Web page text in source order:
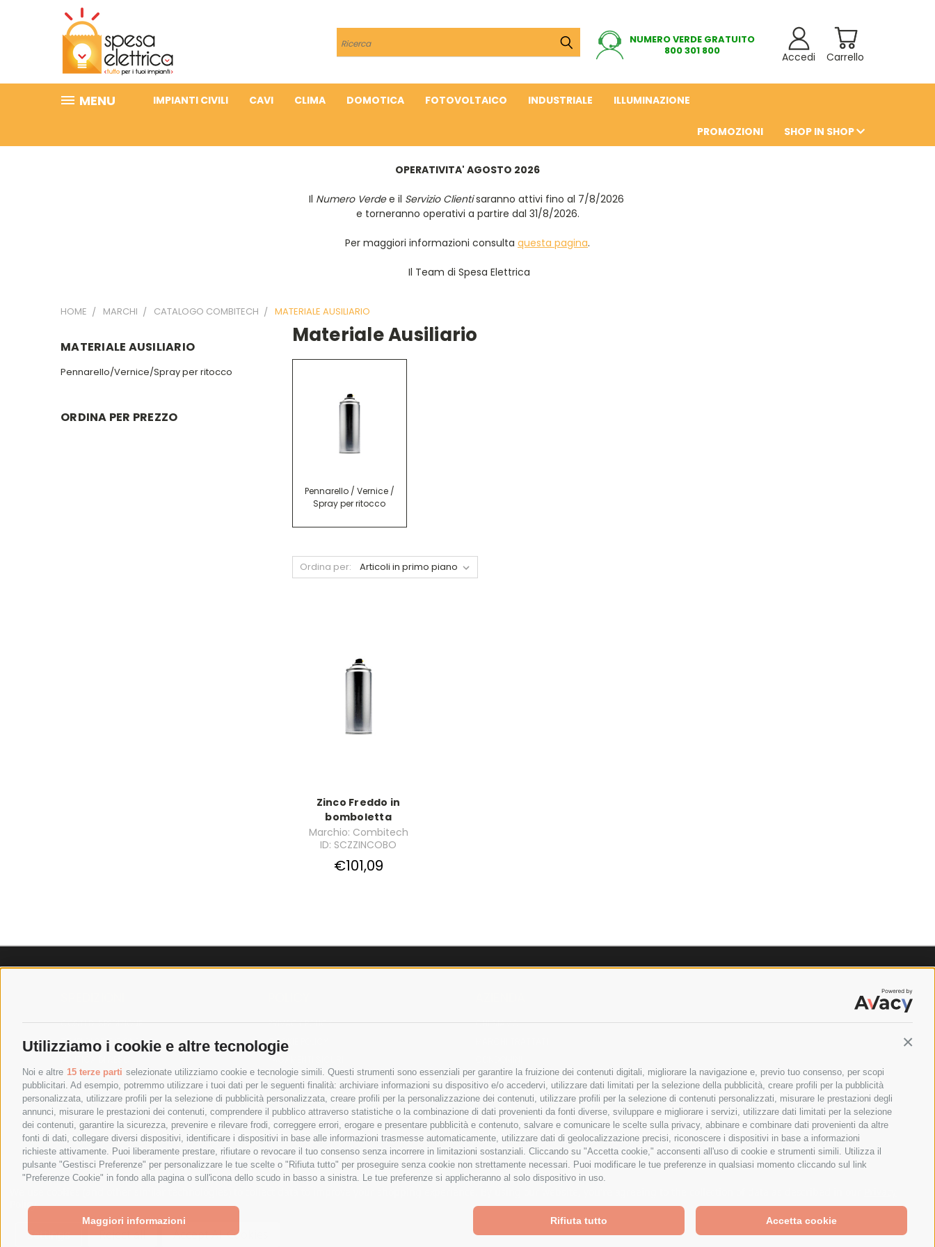
Utilizziamo i cookie e altre tecnologie
Noi e altre 15 terze parti selezionate utilizziamo cookie e tecnologie simili. Questi strumenti sono essenziali per garantire la fruizione dei contenuti digitali, migliorare la navigazione e, previo tuo consenso, per scopi
pubblicitari. Ad esempio, potremmo utilizzare i tuoi dati per le seguenti finalità: archiviare informazioni su dispositivo e/o accedervi, utilizzare dati limitati per la selezione della pubblicità, creare profili per la pubblicità
personalizzata, utilizzare profili per la selezione di pubblicità personalizzata, creare profili per la personalizzazione dei contenuti, utilizzare profili per la selezione di contenuti personalizzati, misurare le prestazioni degli
annunci, misurare le prestazioni dei contenuti, comprendere il pubblico attraverso statistiche o la combinazione di dati provenienti da fonti diverse, sviluppare e migliorare i servizi, utilizzare dati limitati per la selezione
dei contenuti, garantire la sicurezza, prevenire e rilevare frodi, correggere errori, erogare e presentare pubblicità e contenuto, salvare e comunicare le scelte sulla privacy, abbinare e combinare dati provenienti da altre
fonti di dati, collegare diversi dispositivi, identificare i dispositivi in base alle informazioni trasmesse automaticamente, utilizzare dati di geolocalizzazione precisi, riconoscere i dispositivi in base a informazioni
richieste attivamente. Puoi liberamente prestare, rifiutare o revocare il tuo consenso senza incorrere in limitazioni sostanziali. Cliccando su "Accetta cookie," acconsenti all'uso di cookie e strumenti simili. Utilizza il
pulsante "Gestisci Preferenze" per personalizzare le tue scelte o "Rifiuta tutto" per proseguire senza cookie non strettamente necessari. Puoi modificare le tue preferenze in qualsiasi momento cliccando sul link
"Preferenze Cookie" in fondo alla pagina o sull'icona dello scudo in basso a sinistra. Le tue preferenze si applicheranno al solo dispositivo in uso.
Accetta cookie
Rifiuta tutto
Maggiori informazioni
Cerca
NUMERO VERDE GRATUITO
800 301 800
Carrello
Accedi
MENU IMPIANTI CIVILI CAVI CLIMA DOMOTICA FOTOVOLTAICO INDUSTRIALE ILLUMINAZIONE
PROMOZIONI SHOP IN SHOP
OPERATIVITA' AGOSTO 2026
Il Numero Verdee il Servizio Clientisaranno attivi fino al 7/8/2026
e torneranno operativi a partire dal 31/8/2026.
Per maggiori informazioni consulta questa pagina.
Il Team di Spesa Elettrica
HOME MARCHI CATALOGO COMBITECH MATERIALE AUSILIARIO
MATERIALE AUSILIARIO
Pennarello/Vernice/Spray per ritocco
ORDINA PER PREZZO
Materiale Ausiliario
Pennarello / Vernice /
Spray per ritocco
Ordina per:
Zinco Freddo in
bomboletta
Marchio: Combitech
ID: SCZZINCOBO
€101,09
COSTI DI SPEDIZIONE
TEMPI DI SPEDIZIONE
PRIVACY POLICY
COOKIE POLICY
CHI SIAMO
Bonifico
Bancario
Policy.
Settings Reject all Accept All Cookies